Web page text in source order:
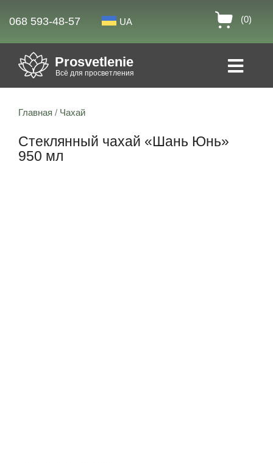
068 593-48-57 UA (0)
Prosvetlenie
Всё для просветления
Главная / Чахай
Стеклянный чахай «Шань Юнь»
950 мл